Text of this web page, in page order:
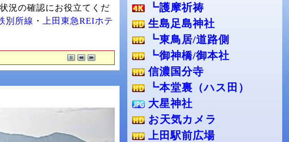
況の確認にお役立てくだ
別所線 ・ 上田東急REIホテ
┗護摩祈祷
生島足島神社
┗東鳥居/道路側
┗御神橋/御本社
信濃国分寺
┗本堂裏（ハス田）
大星神社
お天気カメラ
上田駅前広場